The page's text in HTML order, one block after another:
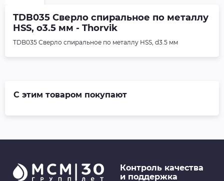
TDB035 Сверло спиральное по металлу
HSS, o3.5 мм - Thorvik
TDB035 Сверло спиральное по металлу HSS, d3.5 мм
С этим товаром покупают
Контроль качества
и поддержка